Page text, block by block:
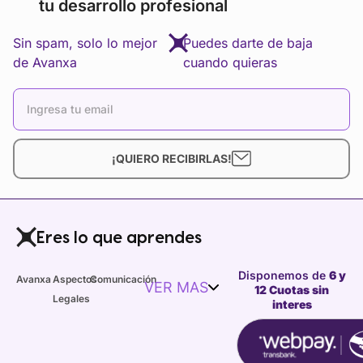
tu desarrollo profesional
¡QUIERO RECIBIRLAS!
Sin spam, solo lo mejor
de Avanxa
Puedes darte de baja
cuando quieras
Eres lo que aprendes
Avanxa Aspectos
Legales
ComunicaciónVER MAS
Disponemos de 6 y
12 Cuotas sin
interes